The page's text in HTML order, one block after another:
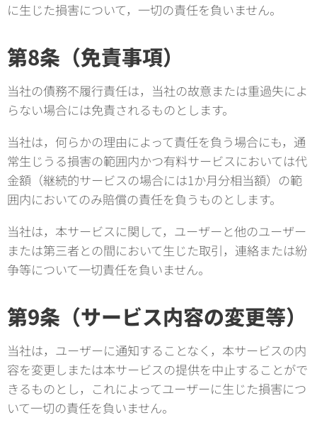
に生じた損害について，一切の責任を負いません。
第8条（免責事項）
当社の債務不履行責任は，当社の故意または重過失によ
らない場合には免責されるものとします。
当社は，何らかの理由によって責任を負う場合にも，通
常生じうる損害の範囲内かつ有料サービスにおいては代
金額（継続的サービスの場合には1か月分相当額）の範
囲内においてのみ賠償の責任を負うものとします。
当社は，本サービスに関して，ユーザーと他のユーザー
または第三者との間において生じた取引，連絡または紛
争等について一切責任を負いません。
第9条（サービス内容の変更等）
当社は，ユーザーに通知することなく，本サービスの内
容を変更しまたは本サービスの提供を中止することがで
きるものとし，これによってユーザーに生じた損害につ
いて一切の責任を負いません。